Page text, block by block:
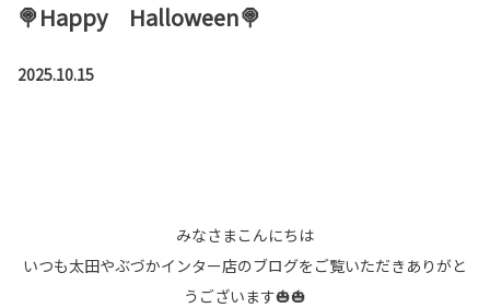
🍭Happy Halloween🍭
2025.10.15
みなさまこんにちは
いつも太田やぶづかインター店のブログをご覧いただきありがと
うございます🎃🎃